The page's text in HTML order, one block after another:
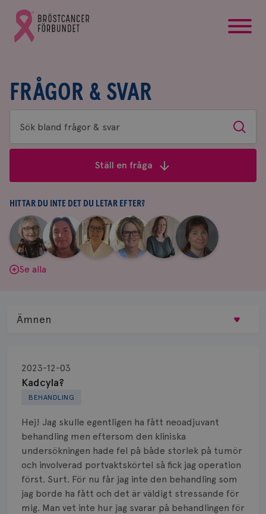
Gå
till
Bröstcancerförbundets
FRÅGOR & SVAR
Sök
bland
&
svar
Sök
Ställ en fråga
HITTAR DU INTE DET DU LETAR EFTER?
Aina
Johnsson
|
Anne
Andersson
Fredrika
Killander
|
Jeanette
Bäcklund
|
Maria
Edegran
|
Yvette
Andersson
Se alla
BEHANDLING
Kadcyla?
2023-12-03
Hej! Jag skulle egentligen ha fått neoadjuvant
behandling men eftersom den kliniska
undersökningen hade fel på både storlek på tumör
och involverad portvaktskörtel så fick jag operation
först. Surt. För nu får jag inte den behandling som
jag borde ha fått och det är väldigt stressande för
mig. Man vet inte hur jag svarar på behandlingen för
Ämnen
Biopsi
Biverkningar
Bröstvårta
Knöl
Läkemedel
Typ av bröstcancer